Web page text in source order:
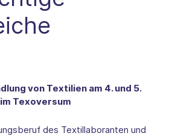
von Textilien am 4. und 5.
Texoversum
des Textillaboranten und